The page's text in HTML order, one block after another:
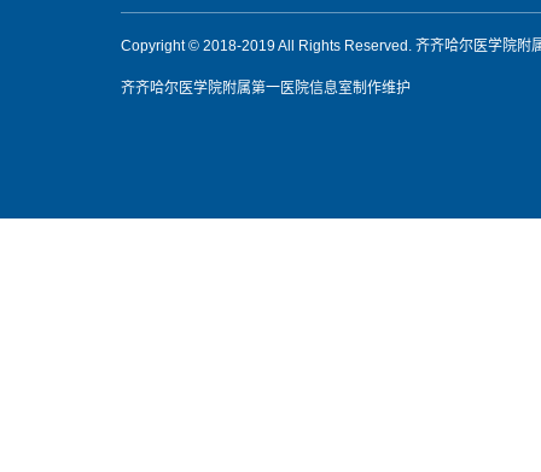
Copyright © 2018-2019 All Rights Reserved. 齐齐哈尔医学院附
齐齐哈尔医学院附属第一医院信息室制作维护